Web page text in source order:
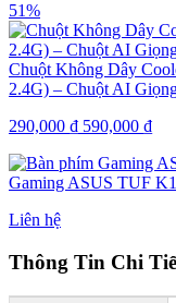
51%
Chuột Không Dây
2.4G) – Chuột AI
290,000 ₫ 590,000 ₫
Gaming ASUS TUF
Liên hệ
Thông Tin Chi